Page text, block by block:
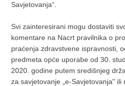
Savjetovanja“.
Svi zainteresirani mogu dostaviti
komentare na Nacrt pravilnika o
praćenja zdravstvene ispravnosti,
predmeta opće uporabe od 30.
2020. godine putem središnjeg
za savjetovanje „e-Savjetovanja" ili